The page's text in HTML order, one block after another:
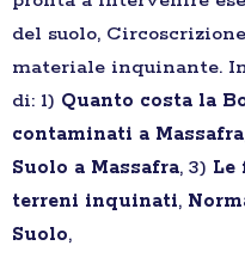
del suolo,
materiale inquinante.
di: 1) Quanto costa la
contaminati a Massafra
Suolo a Massafra, 3) Le
terreni inquinati,
Suolo,